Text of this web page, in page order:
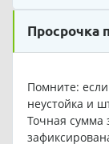
Просрочка
Помните:
неустойка и
Точная сумма